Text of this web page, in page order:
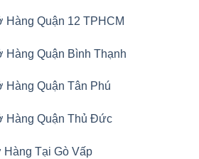
Hàng Quận 12 TPHCM
Hàng Quận Bình Thạnh
Hàng Quận Tân Phú
Hàng Quận Thủ Đức
Tại Gò Vấp